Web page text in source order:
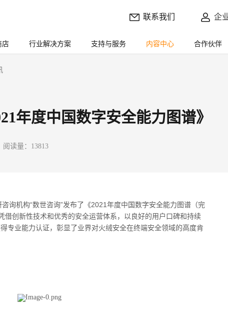
联系我们 企
店 行业解决方案 支持与服务 内容中心 合作伙伴
年度中国数字安全能力图谱》
阅读量：13813
询机构“数世咨询”发布了《2021年度中国数字安全能力图谱（完
借创新性技术和优秀的安全运营体系，以良好的用户口碑和持续
专业能力认证，彰显了业界对火绒安全在终端安全领域的高度肯